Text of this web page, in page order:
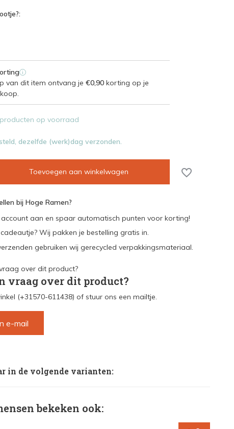
i
van dit item ontvang je €0,90korting op je
op voorraad
dezelfde (werk)dag verzonden.
Toevoegen aan winkelwagen
bij Hoge Ramen?
aan en spaar automatisch punten voor korting!
Wij pakken je bestelling gratis in.
gebruiken wij gerecycled verpakkingsmateriaal.
vraag over dit product?
(+31570-611438) of stuur ons een mailtje.
e-mail
in de volgende varianten:
bekeken ook: